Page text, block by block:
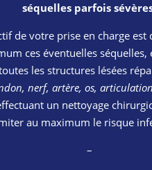
séquelles parfois
de votre prise en charge
ces éventuelles séquelles,
les structures lésées
nerf, artère, os,
un nettoyage
au maximum le risque
–